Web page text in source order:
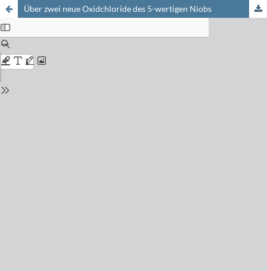
Über zwei neue Oxidchloride des 5-wertigen Niobs